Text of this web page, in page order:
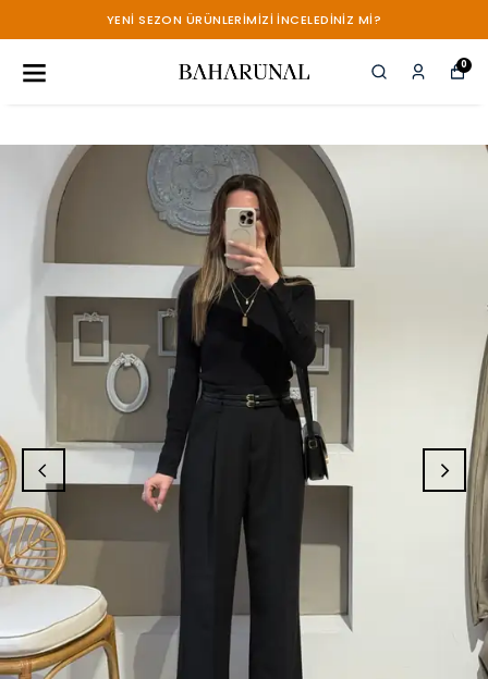
YENİ SEZON ÜRÜNLERİMİZİ İNCELEDİNİZ Mİ?
0